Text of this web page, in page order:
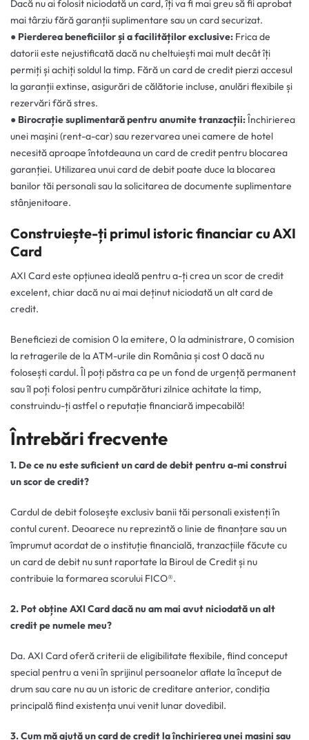
Dacă nu ai folosit niciodată un card, îți va fi mai greu să fii aprobat
mai târziu fără garanții suplimentare sau un card securizat.
● Pierderea beneficiilor și a facilităților exclusive: Frica de
datorii este nejustificată dacă nu cheltuiești mai mult decât îți
permiți și achiți soldul la timp. Fără un card de credit pierzi accesul
la garanții extinse, asigurări de călătorie incluse, anulări flexibile și
rezervări fără stres.
● Birocrație suplimentară pentru anumite tranzacții: Închirierea
unei mașini (rent-a-car) sau rezervarea unei camere de hotel
necesită aproape întotdeauna un card de credit pentru blocarea
garanției. Utilizarea unui card de debit poate duce la blocarea
banilor tăi personali sau la solicitarea de documente suplimentare
stânjenitoare.
Construiește-ți primul istoric financiar cu AXI
Card
AXI Card este opțiunea ideală pentru a-ți crea un scor de credit
excelent, chiar dacă nu ai mai deținut niciodată un alt card de
credit.
Beneficiezi de comision 0 la emitere, 0 la administrare, 0 comision
la retragerile de la ATM-urile din România și cost 0 dacă nu
folosești cardul. Îl poți păstra ca pe un fond de urgență permanent
sau îl poți folosi pentru cumpărături zilnice achitate la timp,
construindu-ți astfel o reputație financiară impecabilă!
Întrebări frecvente
1. De ce nu este suficient un card de debit pentru a-mi construi
un scor de credit?
Cardul de debit folosește exclusiv banii tăi personali existenți în
contul curent. Deoarece nu reprezintă o linie de finanțare sau un
împrumut acordat de o instituție financială, tranzacțiile făcute cu
un card de debit nu sunt raportate la Biroul de Credit și nu
contribuie la formarea scorului FICO®.
2. Pot obține AXI Card dacă nu am mai avut niciodată un alt
credit pe numele meu?
Da. AXI Card oferă criterii de eligibilitate flexibile, fiind conceput
special pentru a veni în sprijinul persoanelor aflate la început de
drum sau care nu au un istoric de creditare anterior, condiția
principală fiind existența unui venit lunar dovedibil.
3. Cum mă ajută un card de credit la închirierea unei mașini sau